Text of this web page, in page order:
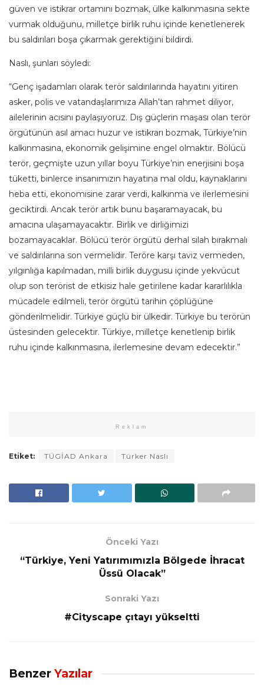
güven ve istikrar ortamını bozmak, ülke kalkınmasına sekte
vurmak olduğunu, milletçe birlik ruhu içinde kenetlenerek
bu saldırıları boşa çıkarmak gerektiğini bildirdi.
Naslı, şunları söyledi:
“Genç işadamları olarak terör saldırılarında hayatını yitiren
asker, polis ve vatandaşlarımıza Allah’tan rahmet diliyor,
ailelerinin acısını paylaşıyoruz. Dış güçlerin maşası olan terör
örgütünün asıl amacı huzur ve istikrarı bozmak, Türkiye’nin
kalkınmasına, ekonomik gelişimine engel olmaktır. Bölücü
terör, geçmişte uzun yıllar boyu Türkiye’nin enerjisini boşa
tüketti, binlerce insanımızın hayatına mal oldu, kaynaklarını
heba etti, ekonomisine zarar verdi, kalkınma ve ilerlemesini
geciktirdi. Ancak terör artık bunu başaramayacak, bu
amacına ulaşamayacaktır. Birlik ve dirliğimizi
bozamayacaklar. Bölücü terör örgütü derhal silah bırakmalı
ve saldırılarına son vermelidir. Teröre karşı taviz vermeden,
yılgınlığa kapılmadan, milli birlik duygusu içinde yekvücut
olup son terörist de etkisiz hale getirilene kadar kararlılıkla
mücadele edilmeli, terör örgütü tarihin çöplüğüne
gönderilmelidir. Türkiye güçlü bir ülkedir. Türkiye bu terörün
üstesinden gelecektir. Türkiye, milletçe kenetlenip birlik
ruhu içinde kalkınmasına, ilerlemesine devam edecektir.”
Reklam
Etiket: TÜGİAD Ankara Türker Naslı
Önceki Yazı
“Türkiye, Yeni Yatırımımızla Bölgede İhracat
Üssü Olacak”
Sonraki Yazı
#Cityscape çıtayı yükseltti
Benzer Yazılar